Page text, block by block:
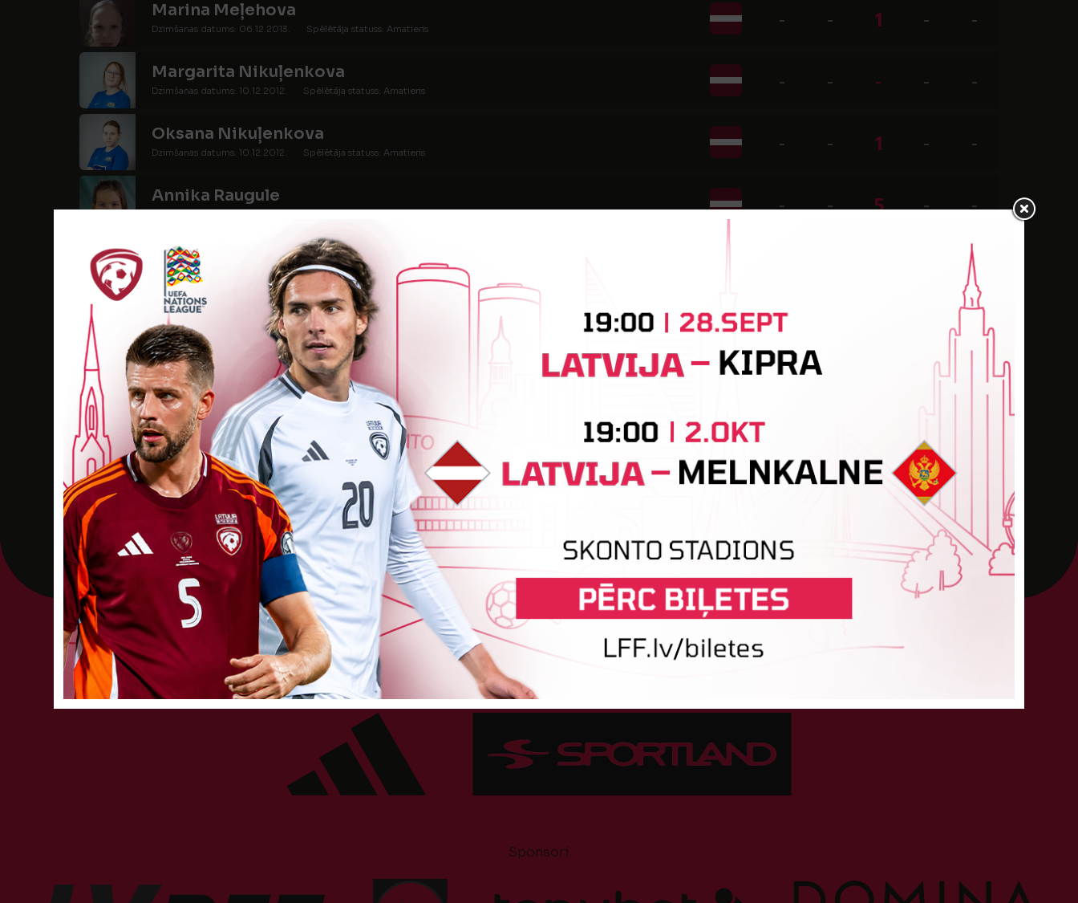
Marina Meļehova
Dzimšanas datums: 06.12.2013. Spēlētāja statuss: Amatieris - - 1 - -
Margarita Nikuļenkova
Dzimšanas datums: 10.12.2012. Spēlētāja statuss: Amatieris - - - - -
Oksana Nikuļenkova
Dzimšanas datums: 10.12.2012. Spēlētāja statuss: Amatieris - - 1 - -
Annika Raugule - - 5 - -
Anete Saulgrieze
Dzimšanas datums: 19.02.2012. Spēlētāja statuss: Amatieris (FSS) -
Kamilla Šestakova
Dzimšanas datums: 06.01.2013. Spēlētāja statuss: Amatieris -
Sofija Tereščenko
Dzimšanas datums: 10.02.2012. Spēlētāja statuss: Amatieris
Ieva Silvija Tilko
Dzimšanas datums: 14.12.2014. Spēlētāja statuss: Amatieris -
Benedita Vikse
Dzimšanas datums: 25.04.2012. Spēlētāja statuss: Amatieris -
Tehniskais sponsors
Sponsori